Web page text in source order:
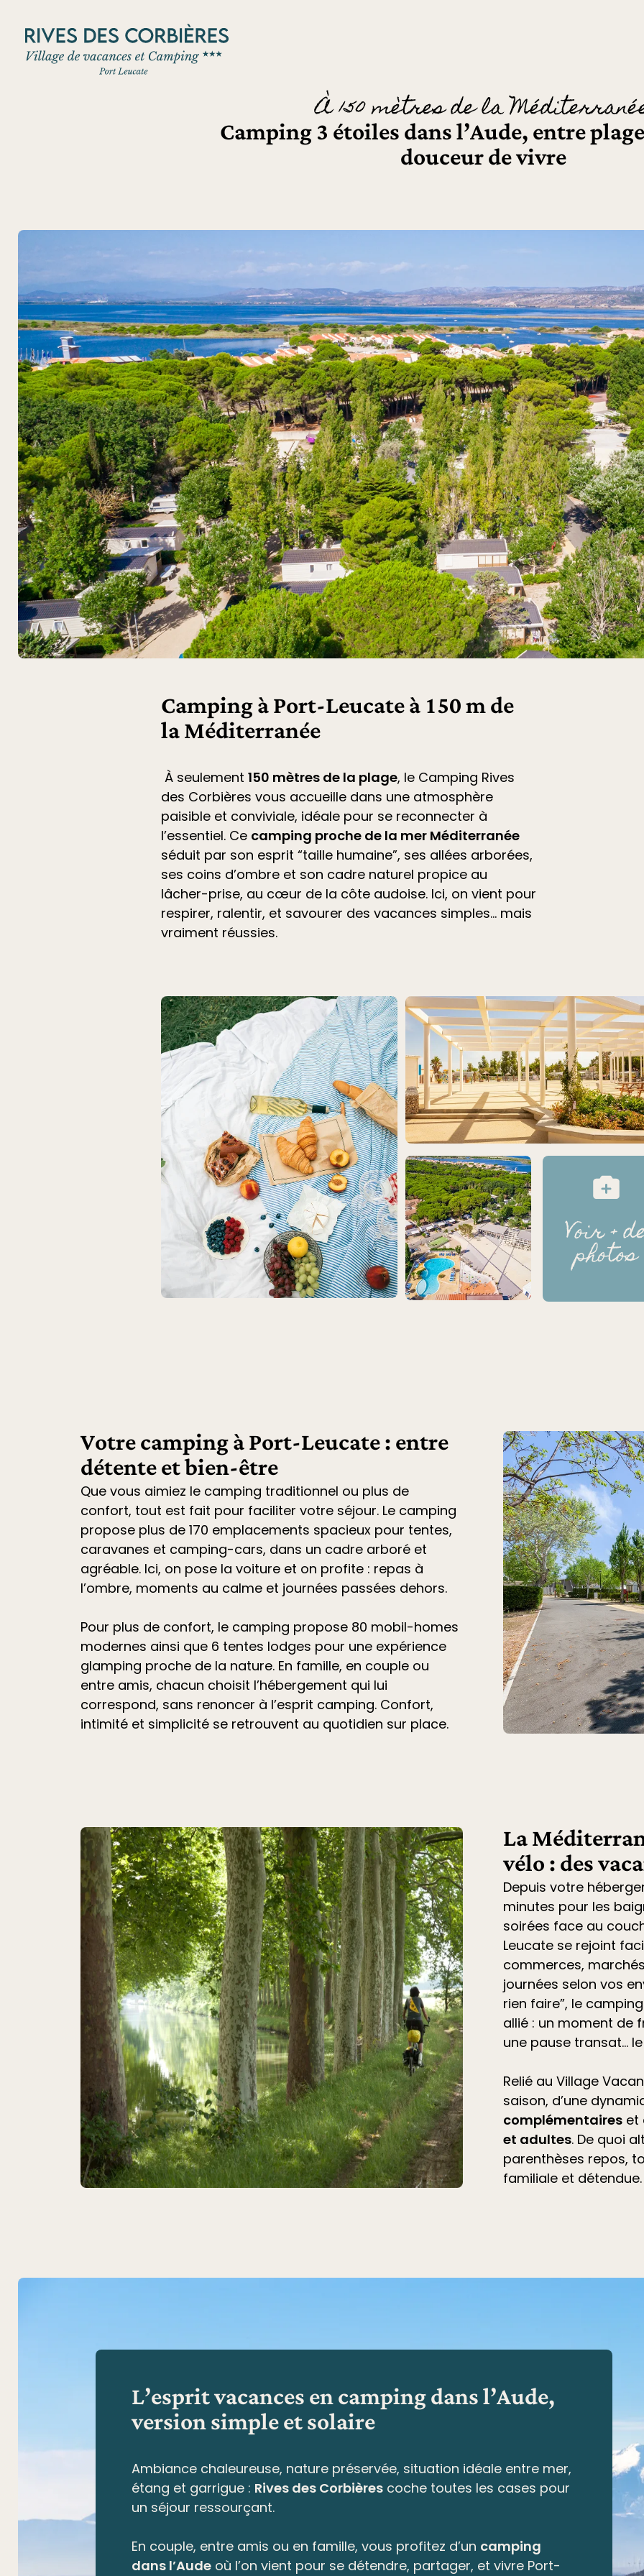
À 150 mètres de la
Camping 3 étoiles dans l’Aude, entre
douceur de vivre
Camping à Port-Leucate à 150 m de
la Méditerranée
À seulement 150 mètres de la plage, le Camping Rives
des Corbières vous accueille dans une atmosphère
paisible et conviviale, idéale pour se reconnecter à
l’essentiel. Ce camping proche de la mer Méditerranée
séduit par son esprit “taille humaine”, ses allées arborées,
ses coins d’ombre et son cadre naturel propice au
lâcher-prise, au cœur de la côte audoise. Ici, on vient pour
respirer, ralentir, et savourer des vacances simples… mais
vraiment réussies.
Voir +
photos
Votre camping à Port-Leucate : entre
détente et bien-être
Que vous aimiez le camping traditionnel ou plus de
confort, tout est fait pour faciliter votre séjour. Le camping
propose plus de 170 emplacements spacieux pour tentes,
caravanes et camping-cars, dans un cadre arboré et
agréable. Ici, on pose la voiture et on profite : repas à
l’ombre, moments au calme et journées passées dehors.
Pour plus de confort, le camping propose 80 mobil-homes
modernes ainsi que 6 tentes lodges pour une expérience
glamping proche de la nature. En famille, en couple ou
entre amis, chacun choisit l’hébergement qui lui
correspond, sans renoncer à l’esprit camping. Confort,
intimité et simplicité se retrouvent au quotidien sur place.
La
vélo : des
Depuis votre
minutes pour les
soirées face au
Leucate se rejoint
commerces,
journées selon vos
rien faire”, le
allié : un moment de
une pause transat…
Relié au Village
saison, d’une
complémentaires et
et adultes. De quoi
parenthèses repos,
familiale et détendue.
L’esprit vacances en camping dans l’Aude,
version simple et solaire
Ambiance chaleureuse, nature préservée, situation idéale entre mer,
étang et garrigue : Rives des Corbièrescoche toutes les cases pour
un séjour ressourçant.
En couple, entre amis ou en famille, vous profitez d’un camping
dans l’Audeoù l’on vient pour se détendre, partager, et vivre Port-